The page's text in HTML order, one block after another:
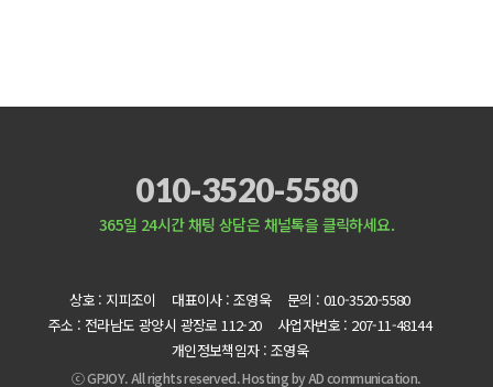
010-3520-5580
365일 24시간 채팅 상담은 채널톡을 클릭하세요.
상호 : 지피조이 대표이사 : 조영욱
문의 : 010-3520-5580
주소 : 전라남도 광양시 광장로 112-20
사업자번호 : 207-11-48144
개인정보책임자 : 조영욱
ⓒ GPJOY. All rights reserved. Hosting byAD communication.